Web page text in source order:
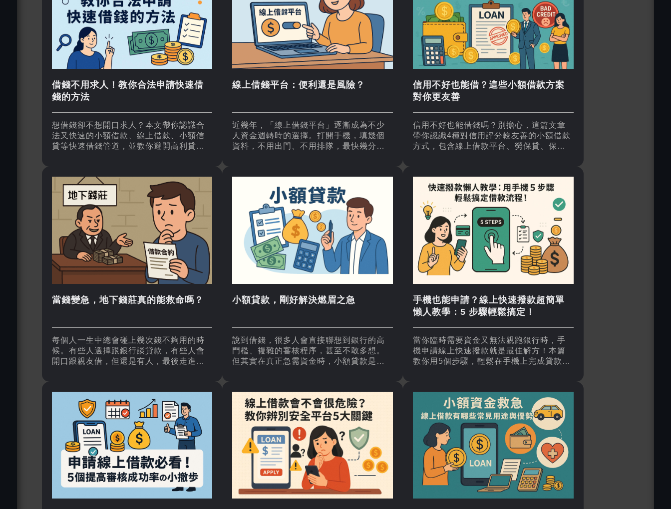
借錢不用求人！教你合法申請快速借
錢的方法
想借錢卻不想開口求人？本文帶你認識合
法又快速的小額借款、線上借款、小額信
貸等快速借錢管道，並教你避開高利貸、
線上借錢平台：便利還是風險？
近幾年，「線上借錢平台」逐漸成為不少
人資金週轉時的選擇。打開手機，填幾個
資料，不用出門、不用排隊，最快幾分鐘
信用不好也能借？這些小額借款方案
對你更友善
信用不好也能借錢嗎？別擔心，這篇文章
帶你認識4種對信用評分較友善的小額借款
方式，包含線上借款平台、勞保貸、保單
下錢莊陷阱！
當錢變急，地下錢莊真的能救命嗎？
每個人一生中總會碰上幾次錢不夠用的時
候。有些人選擇跟銀行談貸款，有些人會
開口跟親友借，但還是有人，最後走進了
小額貸款，剛好解決燃眉之急
說到借錢，很多人會直接聯想到銀行的高
門檻、複雜的審核程序，甚至不敢多想。
但其實在真正急需資金時，小額貸款是一
手機也能申請？線上快速撥款超簡單
懶人教學：5 步驟輕鬆搞定！
當你臨時需要資金又無法親跑銀行時，手
機申請線上快速撥款就是最佳解方！本篇
教你用5個步驟，輕鬆在手機上完成貸款流